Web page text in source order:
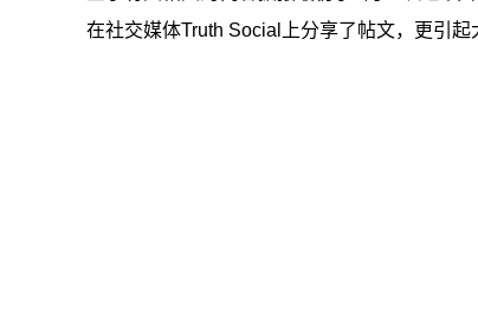
在社交媒体Truth Social上分享了帖文，更引起